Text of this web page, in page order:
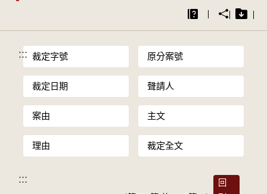
::: 裁定字號 原分案號
裁定日期 聲請人
案由 主文
理由 裁定全文
:::
回